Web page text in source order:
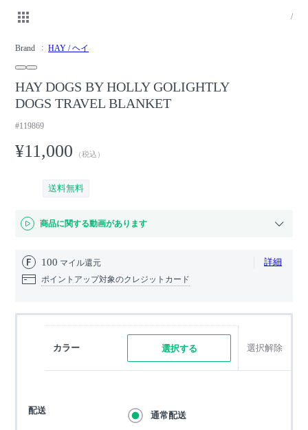
/
Brand HAY / ヘイ
HAY DOGS BY HOLLY GOLIGHTLY
DOGS TRAVEL BLANKET
#119869
¥11,000 （税込）
送料無料
商品に関する動画があります
100 マイル還元 詳細
ポイントアップ対象のクレジットカード
カラー 選択する 選択解除
配送 通常配送